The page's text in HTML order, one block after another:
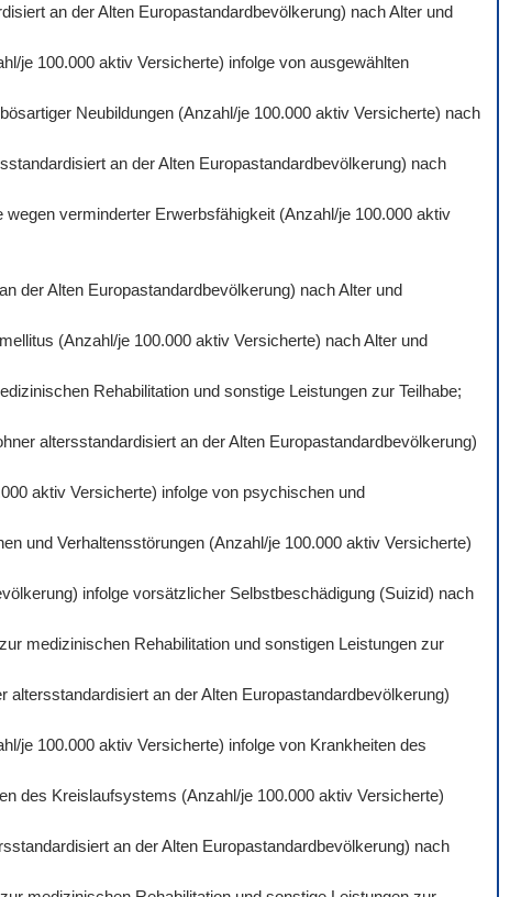
an der Alten Europastandardbevölkerung) nach Alter und
je 100.000 aktiv Versicherte) infolge von ausgewählten
Neubildungen (Anzahl/je 100.000 aktiv Versicherte) nach
an der Alten Europastandardbevölkerung) nach
verminderter Erwerbsfähigkeit (Anzahl/je 100.000 aktiv
der Alten Europastandardbevölkerung) nach Alter und
(Anzahl/je 100.000 aktiv Versicherte) nach Alter und
Rehabilitation und sonstige Leistungen zur Teilhabe;
altersstandardisiert an der Alten Europastandardbevölkerung)
aktiv Versicherte) infolge von psychischen und
und Verhaltensstörungen (Anzahl/je 100.000 aktiv Versicherte)
infolge vorsätzlicher Selbstbeschädigung (Suizid) nach
medizinischen Rehabilitation und sonstigen Leistungen zur
an der Alten Europastandardbevölkerung)
je 100.000 aktiv Versicherte) infolge von Krankheiten des
des Kreislaufsystems (Anzahl/je 100.000 aktiv Versicherte)
an der Alten Europastandardbevölkerung) nach